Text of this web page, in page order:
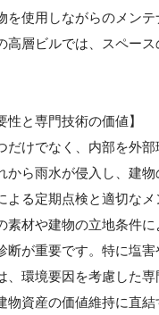
を使用しながらのメン
高層ビルでは、スペー
性と専門技術の価値】
だけでなく、内部を外
から雨水が侵入し、建
よる定期点検と適切な
素材や建物の立地条件
断が重要です。特に塩
、環境要因を考慮した
資産の価値維持に直結